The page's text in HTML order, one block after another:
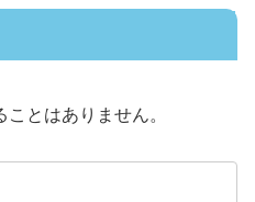
とはありません。